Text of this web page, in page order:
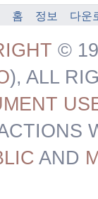
홈 정보 다운
©
), ALL
AND